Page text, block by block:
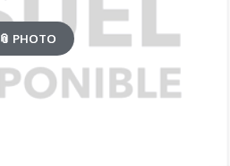
📎 PHOTO